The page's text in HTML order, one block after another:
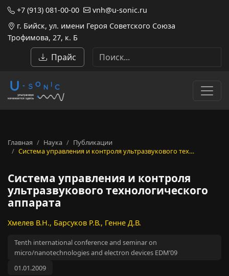
+7 (913) 081-00-00
vnh@u-sonic.ru
г. Бийск, ул. имени Героя Советского Союза
Трофимова, 27, к. Б
Прайс
Главная Наука
Публикации
Система управления и контроля ультразвукового тех…
Система управления и контроля
ультразвукового технологического
аппарата
Хмелев В.Н., Барсуков Р.В., Генне Д.В.
Tenth international conference and seminar on
micro/nanotechnologies and electron devices EDM’09
01.01.2009